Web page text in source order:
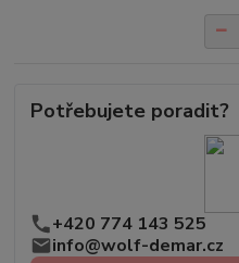
Potřebujete poradit?
+420 774 143 525
info@wolf-demar.cz